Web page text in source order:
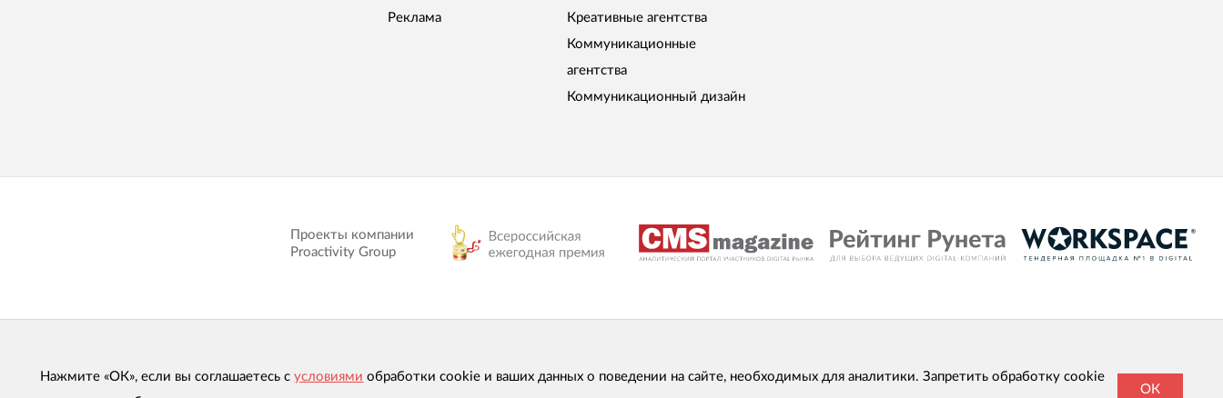
Реклама
Креативные агентства
Коммуникационные
агентства
Коммуникационный дизайн
Проекты компании
Proactivity Group
Нажмите «ОК», если вы соглашаетесь с условиями обработки cookie и ваших данных о поведении на сайте, необходимых для аналитики. Запретить обработку cookie
ОК